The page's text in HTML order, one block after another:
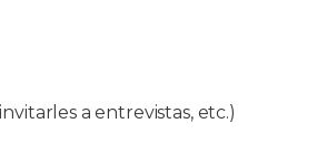
a entrevistas, etc.)